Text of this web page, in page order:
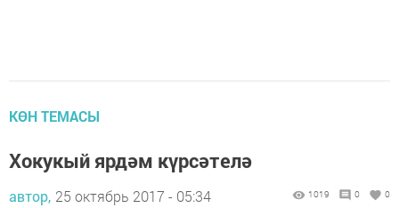
КӨН ТЕМАСЫ
Хокукый ярдәм күрсәтелә
автор, 25 октябрь 2017 - 05:34 1019 0 0